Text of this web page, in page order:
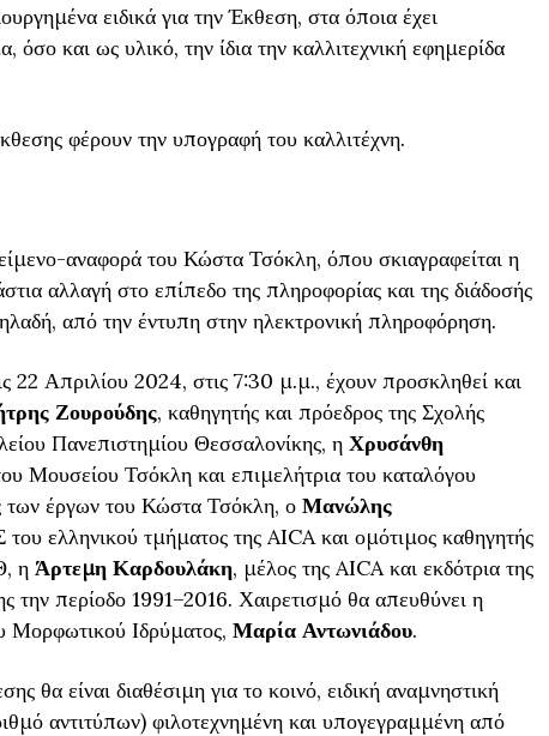
ειδικά για την Έκθεση, στα όποια έχει
όσο και ως υλικό, την ίδια την καλλιτεχνική εφημερίδα
φέρουν την υπογραφή του καλλιτέχνη.
αναφορά του Κώστα Τσόκλη, όπου σκιαγραφείται η
αλλαγή στο επίπεδο της πληροφορίας και της διάδοσής
από την έντυπη στην ηλεκτρονική πληροφόρηση.
22 Απριλίου 2024, στις 7:30 μ.μ., έχουν προσκληθεί και
Ζουρούδης, καθηγητής και πρόεδρος της Σχολής
Πανεπιστημίου Θεσσαλονίκης, η Χρυσάνθη
Μουσείου Τσόκλη και επιμελήτρια του καταλόγου
των έργων του Κώστα Τσόκλη, οΜανώλης
ελληνικού τμήματος της AICA και ομότιμος καθηγητής
η Άρτεμη Καρδουλάκη, μέλος της AICA και εκδότρια της
την περίοδο 1991–2016. Χαιρετισμό θα απευθύνει η
Ιδρύματος, Μαρία Αντωνιάδου.
θα είναι διαθέσιμη για το κοινό, ειδική αναμνηστική
αντιτύπων) φιλοτεχνημένη και υπογεγραμμένη από